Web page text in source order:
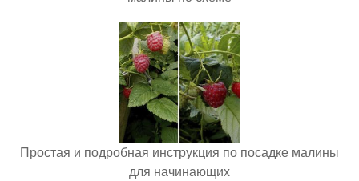
Простая и подробная инструкция по посадке малины
для начинающих